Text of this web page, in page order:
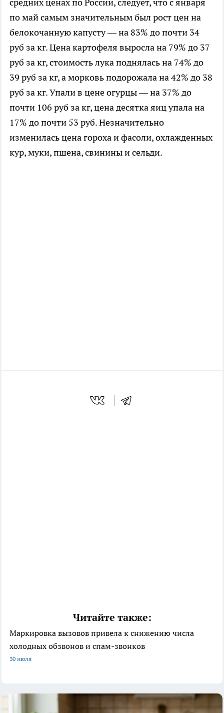
средних ценах по России, следует, что с января
по май самым значительным был рост цен на
белокочанную капусту — на 83% до почти 34
руб за кг. Цена картофеля выросла на 79% до 37
руб за кг, стоимость лука поднялась на 74% до
39 руб за кг, а морковь подорожала на 42% до 38
руб за кг. Упали в цене огурцы — на 37% до
почти 106 руб за кг, цена десятка яиц упала на
17% до почти 53 руб. Незначительно
изменилась цена гороха и фасоли, охлажденных
кур, муки, пшена, свинины и сельди.
Читайте также:
Маркировка вызовов привела к снижению числа
холодных обзвонов и спам-звонков
30 июля